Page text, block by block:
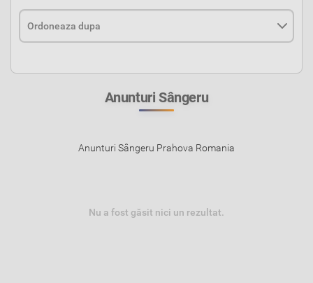
Anunturi Sângeru
Anunturi Sângeru Prahova Romania
Nu a fost găsit nici un rezultat.